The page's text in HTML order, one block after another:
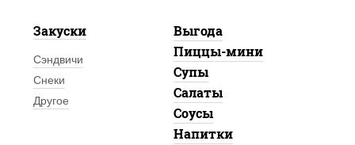
Закуски
Сэндвичи
Снеки
Другое
Выгода
Пиццы-мини
Супы
Салаты
Соусы
Напитки